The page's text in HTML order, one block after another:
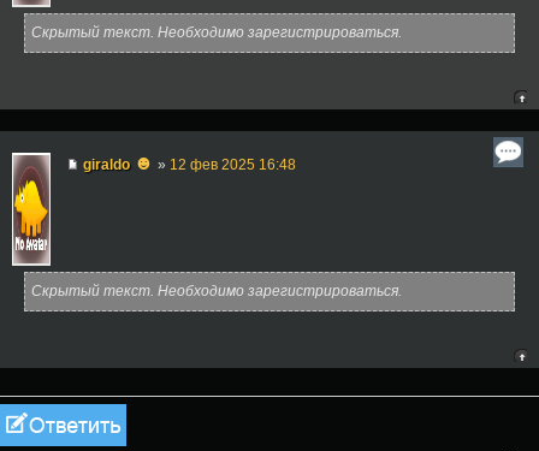
Скрытый текст. Необходимо зарегистрироваться.
giraldo ☻ » 12 фев 2025 16:48
Скрытый текст. Необходимо зарегистрироваться.
Ответить